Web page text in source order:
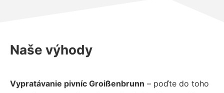
Naše výhody
Vypratávanie pivníc Groißenbrunn – poďte do toho